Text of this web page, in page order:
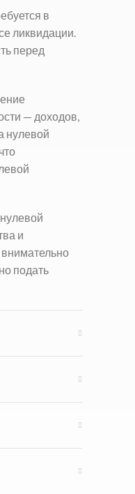
в
ликвидации.
перед
— доходов,
нулевой
и
подать